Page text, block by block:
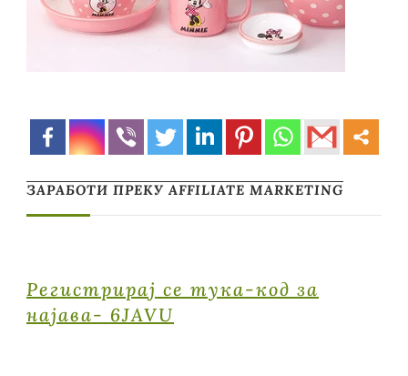
ЗАРАБОТИ ПРЕКУ AFFILIATE MARKETING
Регистрирај се тука-код за
најава- 6JAVU